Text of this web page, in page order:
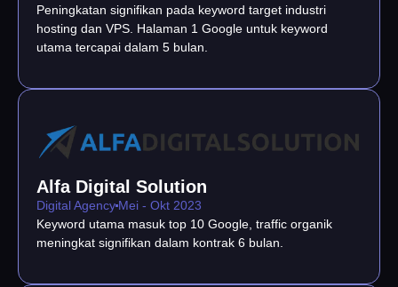
Peningkatan signifikan pada keyword target industri
hosting dan VPS. Halaman 1 Google untuk keyword
utama tercapai dalam 5 bulan.
Alfa Digital Solution
Digital Agency Mei - Okt 2023
Keyword utama masuk top 10 Google, traffic organik
meningkat signifikan dalam kontrak 6 bulan.